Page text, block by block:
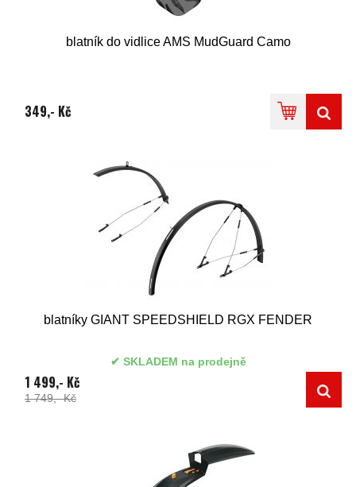
blatník do vidlice AMS MudGuard Camo
349,- Kč
blatníky GIANT SPEEDSHIELD RGX FENDER
SKLADEM na prodejně
1 499,- Kč
1 749,- Kč